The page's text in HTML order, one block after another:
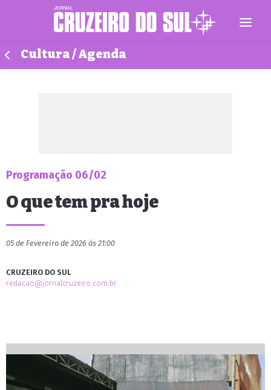
Cultura / Agenda
Programação 06/02
O que tem pra hoje
05 de Fevereiro de 2026 às 21:00
CRUZEIRO DO SUL
redacao@jornalcruzeiro.com.br